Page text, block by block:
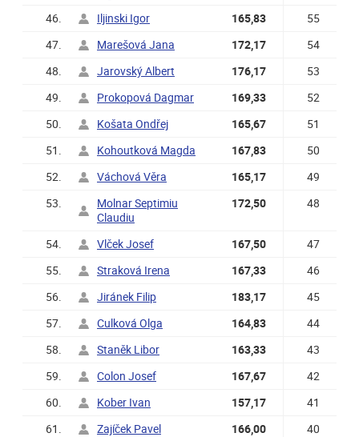
46. Iljinski Igor 165,83
55
47.
Marešová Jana 172,17
54
48.
Jarovský Albert 176,17
53
49.
Prokopová Dagmar 169,33
52
50.
Košata Ondřej 165,67
51
51.
Kohoutková Magda 167,83
50
52.
Váchová Věra 165,17
49
53.
Molnar Septimiu
Claudiu
172,50 48
54. Vlček Josef 167,50
47
55.
Straková Irena 167,33
46
56.
Jiránek Filip 183,17
45
57.
Culková Olga 164,83
44
58.
Staněk Libor 163,33
43
59.
Colon Josef 167,67
42
60.
Kober Ivan 157,17
41
61.
Zajíček Pavel 166,00
40